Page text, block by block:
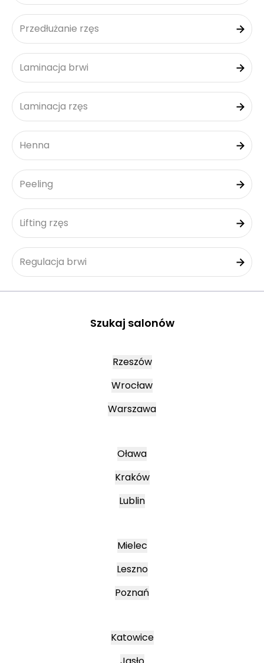
Przedłużanie rzęs
Laminacja brwi
Laminacja rzęs
Henna
Peeling
Lifting rzęs
Regulacja brwi
Szukaj salonów
Rzeszów
Wrocław
Warszawa
Oława
Kraków
Lublin
Mielec
Leszno
Poznań
Katowice